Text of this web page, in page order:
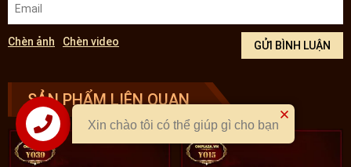
Chèn ảnh Chèn video
SẢN PHẨM LIÊN QUAN
Xin chào tôi có thể giúp gì cho bạn